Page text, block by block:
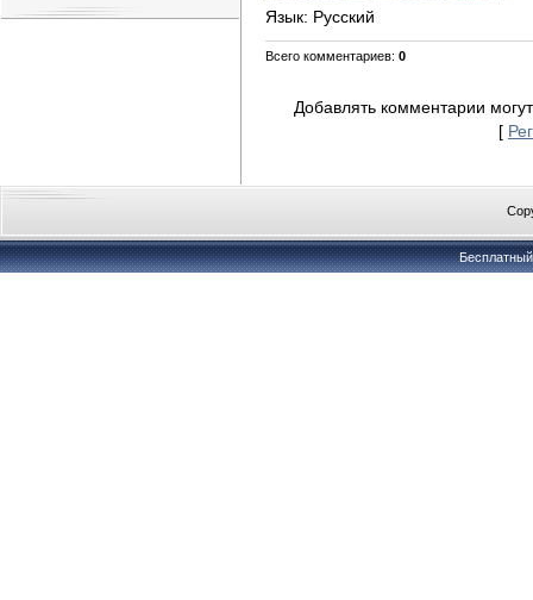
Язык: Русский
Всего комментариев: 0
Добавлять комментарии
[